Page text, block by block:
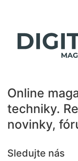
Online
techniky.
novinky,
Sledujte nás